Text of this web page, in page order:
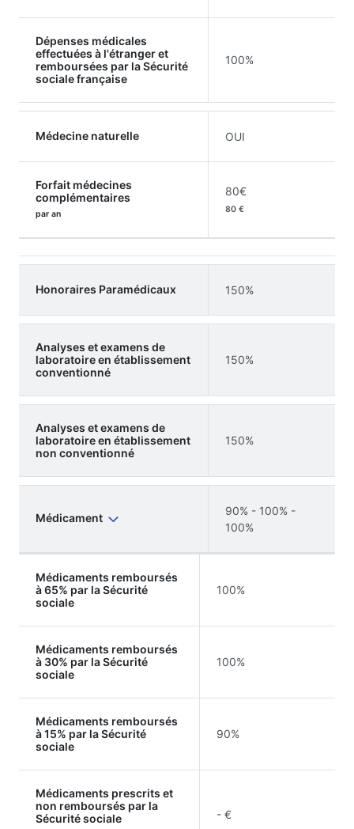
Dépenses médicales
effectuées à l'étranger et
remboursées par la Sécurité
sociale française
100%
Médecine naturelle OUI
Forfait médecines
complémentaires
par an
80€
80 €
Honoraires Paramédicaux 150%
Analyses et examens de
laboratoire en établissement
conventionné
150%
Analyses et examens de
laboratoire en établissement
non conventionné
150%
Médicament
90% - 100% -
100%
Médicaments remboursés
à 65% par la Sécurité
sociale
100%
Médicaments remboursés
à 30% par la Sécurité
sociale
100%
Médicaments remboursés
à 15% par la Sécurité
sociale
90%
Médicaments prescrits et
non remboursés par la
Sécurité sociale
- €